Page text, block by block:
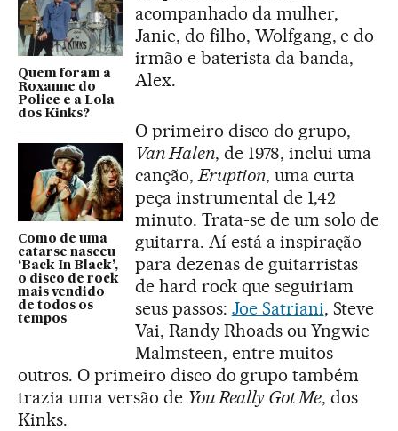
Quem foram a
Roxanne do
Police e a Lola
dos Kinks?
Como de uma
catarse nasceu
‘Back In Black’,
o disco de rock
mais vendido
de todos os
tempos
acompanhado da mulher,
Janie, do filho, Wolfgang, e do
irmão e baterista da banda,
Alex.
O primeiro disco do grupo,
Van Halen, de 1978, inclui uma
canção,Eruption, uma curta
peça instrumental de 1,42
minuto. Trata-se de um solo de
guitarra. Aí está a inspiração
para dezenas de guitarristas
de hard rock que seguiriam
seus passos: Joe Satriani, Steve
Vai, Randy Rhoads ou Yngwie
Malmsteen, entre muitos
outros. O primeiro disco do grupo também
trazia uma versão de You Really Got Me, dos
Kinks.